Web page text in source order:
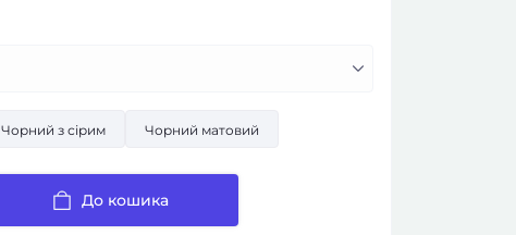
Чорний з сірим Чорний матовий
До кошика